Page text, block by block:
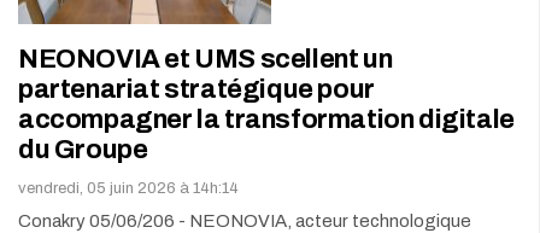
NEONOVIA et UMS scellent un
partenariat stratégique pour
accompagner la transformation digitale
du Groupe
vendredi, 05 juin 2026 à 14h:14
Conakry 05/06/206 - NEONOVIA, acteur technologique